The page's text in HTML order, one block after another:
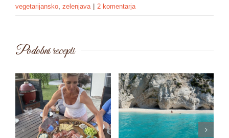
vegetarijansko, zelenjava 2 komentarja
Podobni recepti